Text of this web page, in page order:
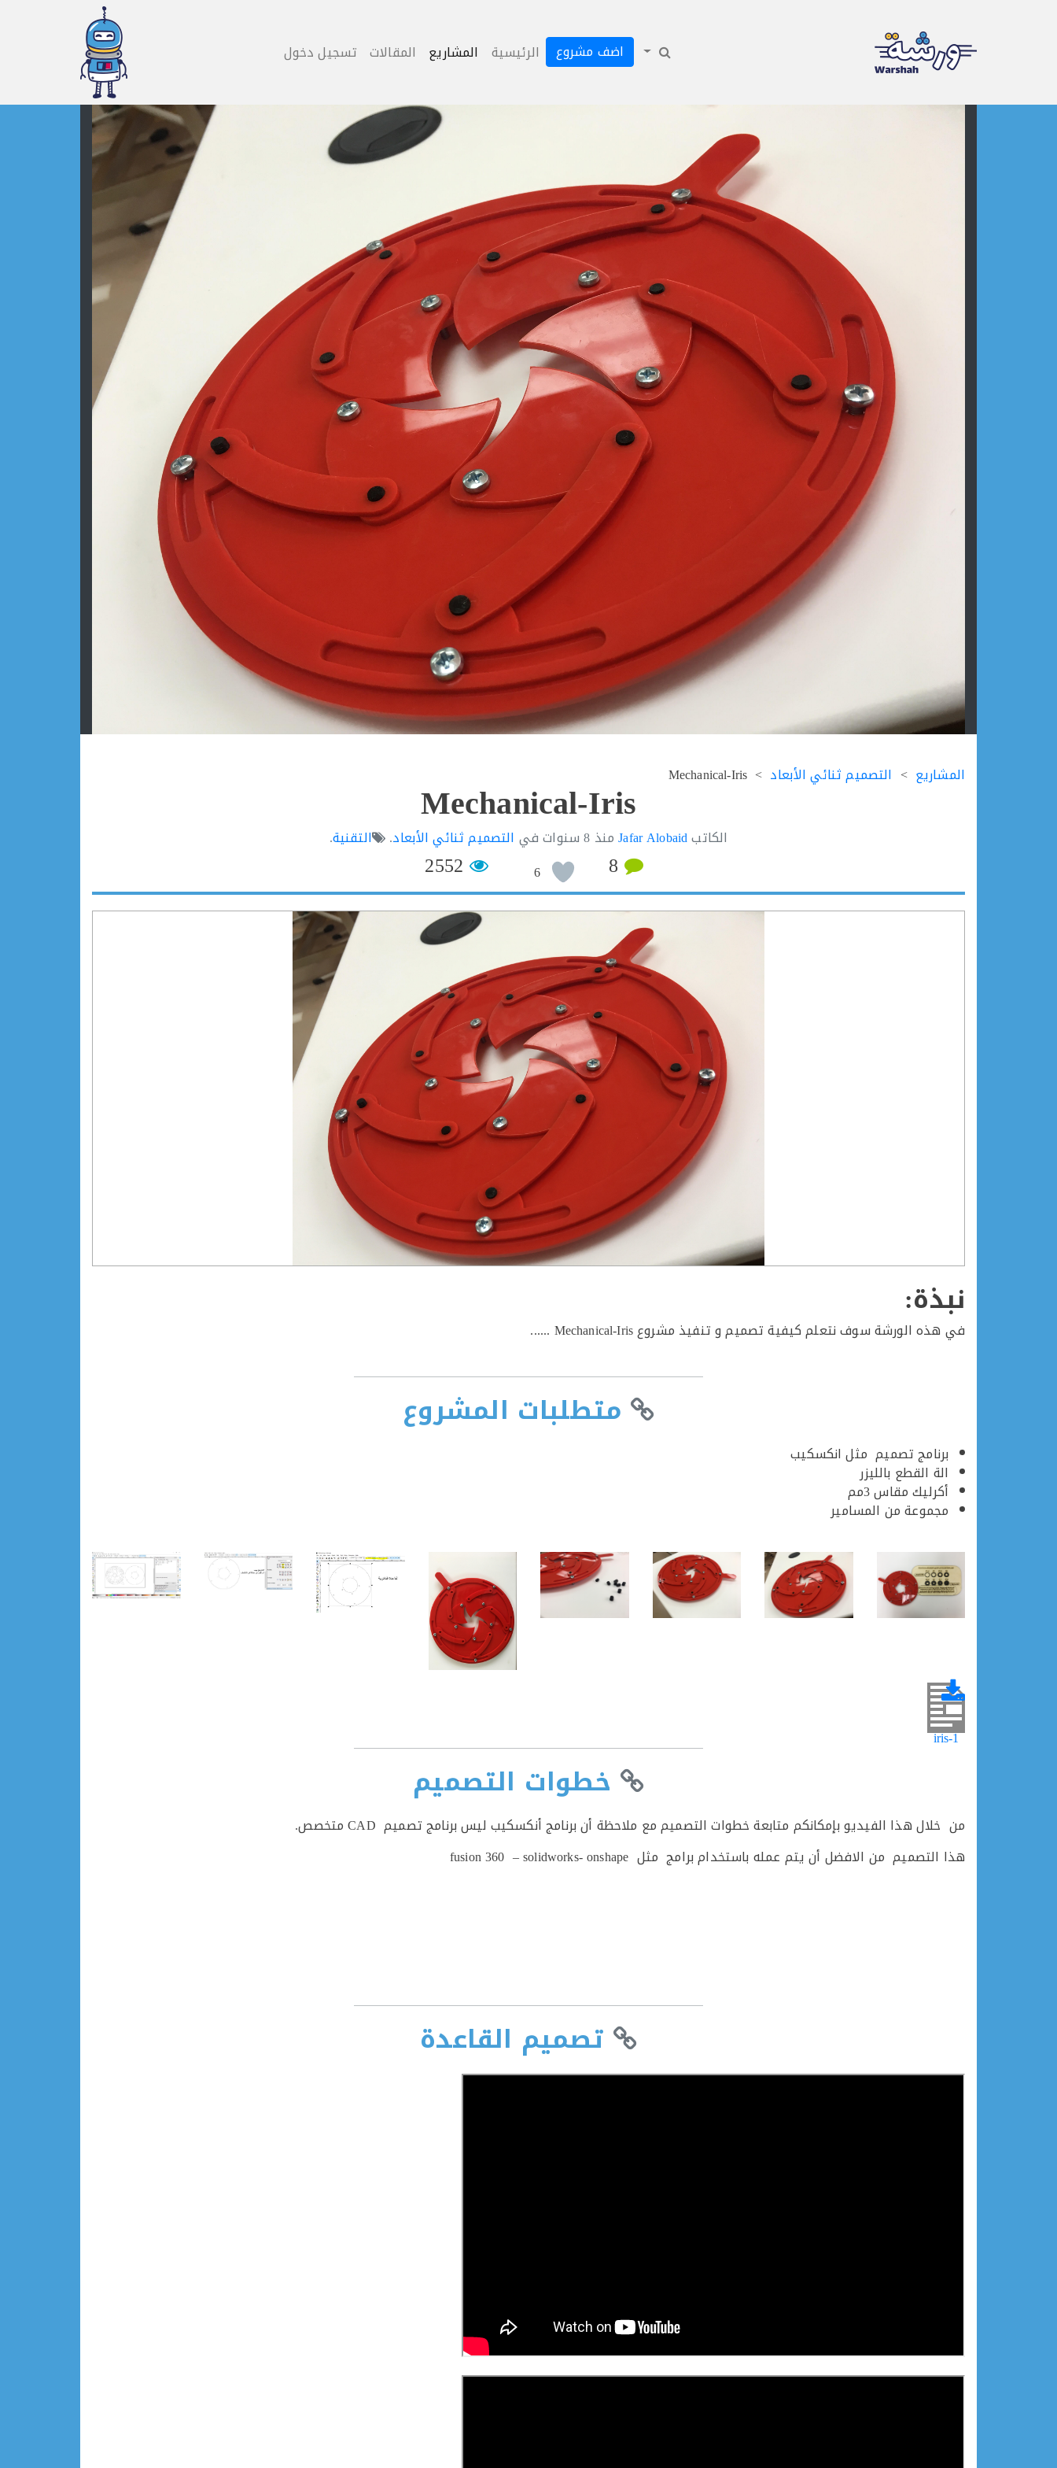
اضف مشروع الرئيسية المشاريع المقالات تسجيل دخول
المشاريع التصميم ثنائي الأبعاد Mechanical-Iris
Mechanical-Iris
الكاتبJafar Alobaidمنذ 8 سنوات في التصميم ثنائي الأبعاد. التقنية.
8
6
2552
نبذة:
في هذه الورشة سوف نتعلم كيفية تصميم و تنفيذ مشروع Mechanical-Iris ......
متطلبات المشروع
برنامج تصميم مثل انكسكيب
الة القطع بالليزر
أكرليك مقاس 3مم
مجموعة من المسامير
iris-1
خطوات التصميم
من خلال هذا الفيديو بإمكانكم متابعة خطوات التصميم مع ملاحظة أن برنامج أنكسكيب ليس برنامج تصميم CAD متخصص.
هذا التصميم من الافضل أن يتم عمله باستخدام برامج مثل fusion 360 – solidworks- onshape
تصميم القاعدة